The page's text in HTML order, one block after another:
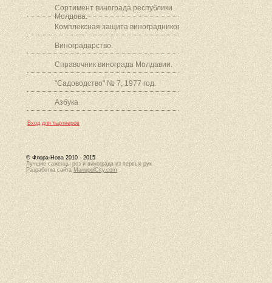
Сортимент винограда республики
Молдова.
Комплексная защита виноградников.
Виноградарство.
Справочник винограда Молдавии.
"Садоводство" № 7, 1977 год.
Азбука
Вход для партнеров
© Флора-Нова 2010 - 2015
Лучшие саженцы роз и винограда из первых рук
Разработка сайта MariupolCity.com